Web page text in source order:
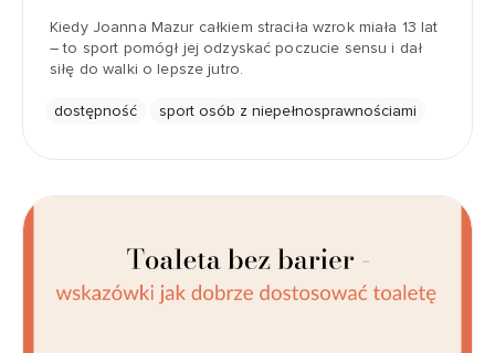
Kiedy Joanna Mazur całkiem straciła wzrok miała 13 lat
– to sport pomógł jej odzyskać poczucie sensu i dał
siłę do walki o lepsze jutro.
dostępność sport osób z niepełnosprawnościami